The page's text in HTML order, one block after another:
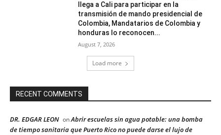
llega a Cali para participar en la
transmisión de mando presidencial de
Colombia, Mandatarios de Colombia y
honduras lo reconocen...
August 7, 2026
Load more
RECENT COMMENTS
DR. EDGAR LEON onAbrir escuelas sin agua potable: una bomba
de tiempo sanitaria que Puerto Rico no puede darse el lujo de